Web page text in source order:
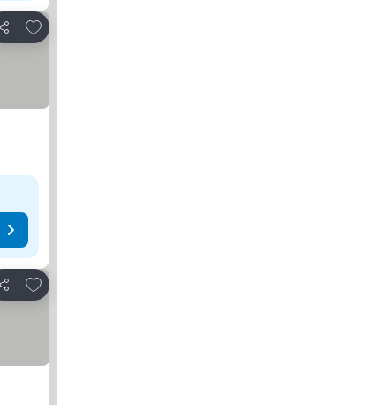
Teilen
Zu Favoriten hinzufügen
Teilen
Zu Favoriten hinzufügen